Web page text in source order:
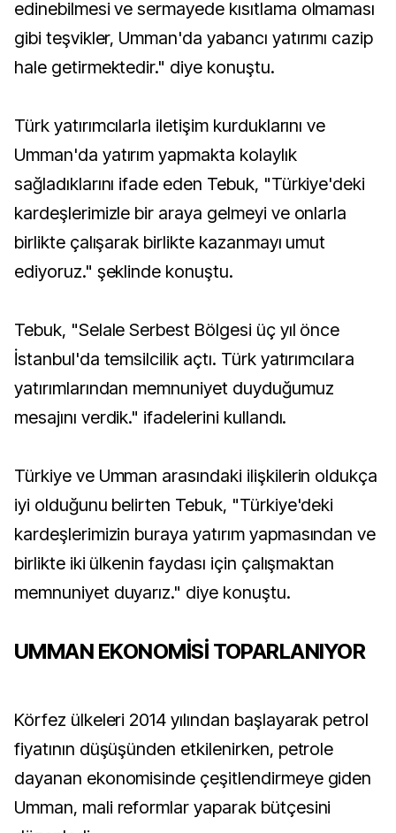
edinebilmesi ve sermayede kısıtlama olmaması
gibi teşvikler, Umman'da yabancı yatırımı cazip
hale getirmektedir." diye konuştu.
Türk yatırımcılarla iletişim kurduklarını ve
Umman'da yatırım yapmakta kolaylık
sağladıklarını ifade eden Tebuk, "Türkiye'deki
kardeşlerimizle bir araya gelmeyi ve onlarla
birlikte çalışarak birlikte kazanmayı umut
ediyoruz." şeklinde konuştu.
Tebuk, "Selale Serbest Bölgesi üç yıl önce
İstanbul'da temsilcilik açtı. Türk yatırımcılara
yatırımlarından memnuniyet duyduğumuz
mesajını verdik." ifadelerini kullandı.
Türkiye ve Umman arasındaki ilişkilerin oldukça
iyi olduğunu belirten Tebuk, "Türkiye'deki
kardeşlerimizin buraya yatırım yapmasından ve
birlikte iki ülkenin faydası için çalışmaktan
memnuniyet duyarız." diye konuştu.
UMMAN EKONOMİSİ TOPARLANIYOR
Körfez ülkeleri 2014 yılından başlayarak petrol
fiyatının düşüşünden etkilenirken, petrole
dayanan ekonomisinde çeşitlendirmeye giden
Umman, mali reformlar yaparak bütçesini